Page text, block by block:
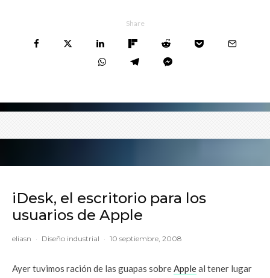
Share
iDesk, el escritorio para los
usuarios de Apple
eliasn · Diseño industrial · 10 septiembre, 2008
Ayer tuvimos ración de las guapas sobreAppleal tener lugar